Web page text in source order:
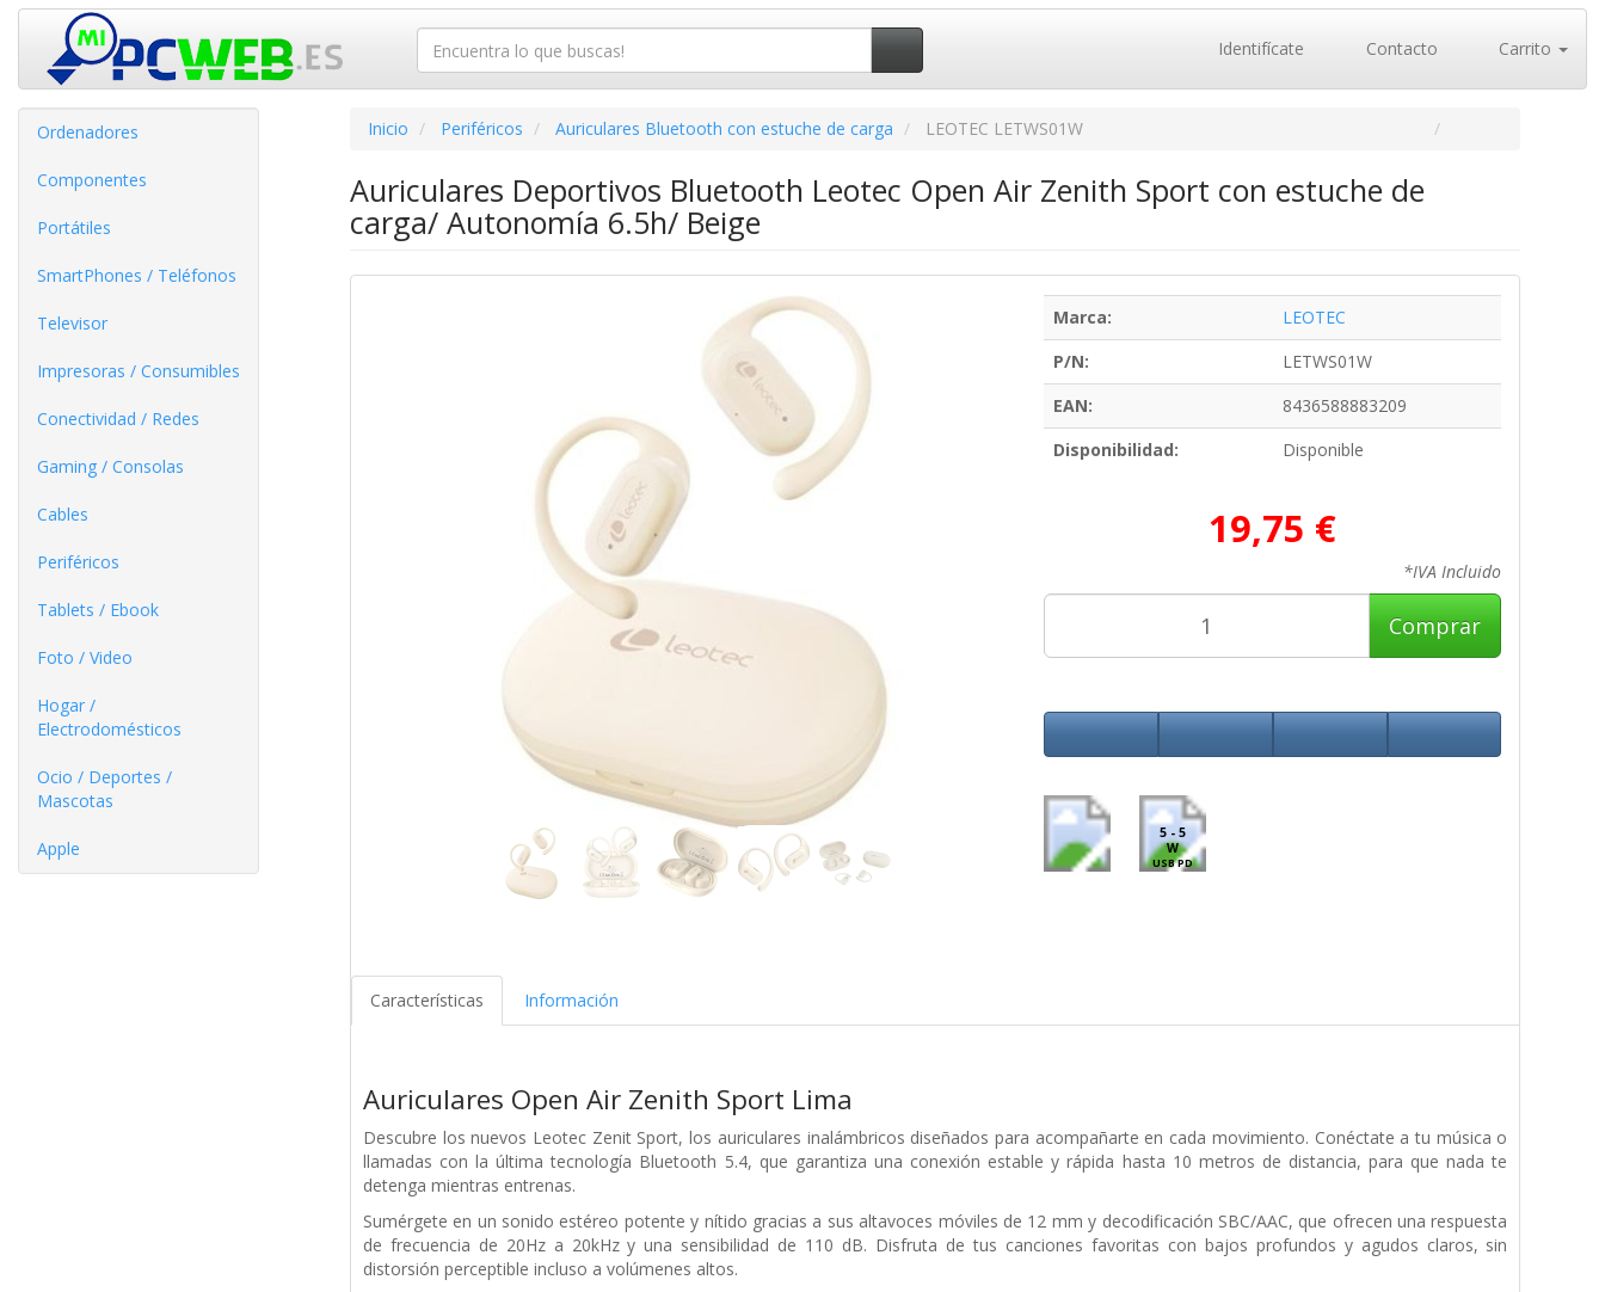
Identifícate Contacto Carrito
Ordenadores
Componentes
Portátiles
SmartPhones / Teléfonos
Televisor
Impresoras / Consumibles
Conectividad / Redes
Gaming / Consolas
Cables
Periféricos
Tablets / Ebook
Foto / Video
Hogar /
Electrodomésticos
Ocio / Deportes /
Mascotas
Apple
Inicio Periféricos Auriculares Bluetooth con estuche de carga LEOTEC LETWS01W
Auriculares Deportivos Bluetooth Leotec Open Air Zenith Sport con estuche de
carga/ Autonomía 6.5h/ Beige
Marca:
LEOTEC
P/N:
LETWS01W
EAN:
8436588883209
Disponibilidad:
Disponible
19,75 €
*IVA Incluido
Comprar
5 - 5
W
USB PD
Características Información
Auriculares Open Air Zenith Sport Lima
Descubre los nuevos Leotec Zenit Sport, los auriculares inalámbricos diseñados para acompañarte en cada movimiento. Conéctate a tu música o
llamadas con la última tecnología Bluetooth 5.4, que garantiza una conexión estable y rápida hasta 10 metros de distancia, para que nada te
detenga mientras entrenas.
Sumérgete en un sonido estéreo potente y nítido gracias a sus altavoces móviles de 12 mm y decodificación SBC/AAC, que ofrecen una respuesta
de frecuencia de 20Hz a 20kHz y una sensibilidad de 110 dB. Disfruta de tus canciones favoritas con bajos profundos y agudos claros, sin
distorsión perceptible incluso a volúmenes altos.